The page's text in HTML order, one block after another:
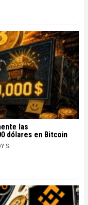
las
dólares en Bitcoin
S.